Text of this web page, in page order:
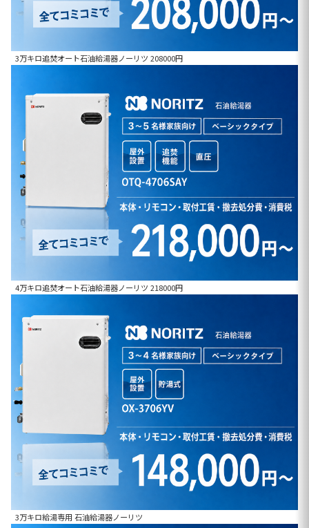
3万キロ追焚オート石油給湯器ノーリツ 208000円
4万キロ追焚オート石油給湯器ノーリツ 218000円
3万キロ給湯専用 石油給湯器ノーリツ